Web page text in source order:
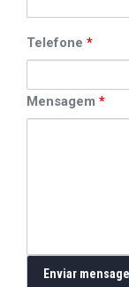
Telefone *
Mensagem *